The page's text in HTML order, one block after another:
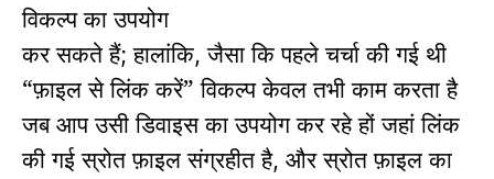
विकल्प का उपयोग
कर सकते हैं;हालांकि,जैसा कि पहले चर्चा की गई थी
“फ़ाइल से लिंक करें” विकल्प केवल तभी काम करता है
जब आप उसी डिवाइस का उपयोग कर रहे हों जहां लिंक
की गई स्रोत फ़ाइल संग्रहीत है, और स्रोत फ़ाइल का